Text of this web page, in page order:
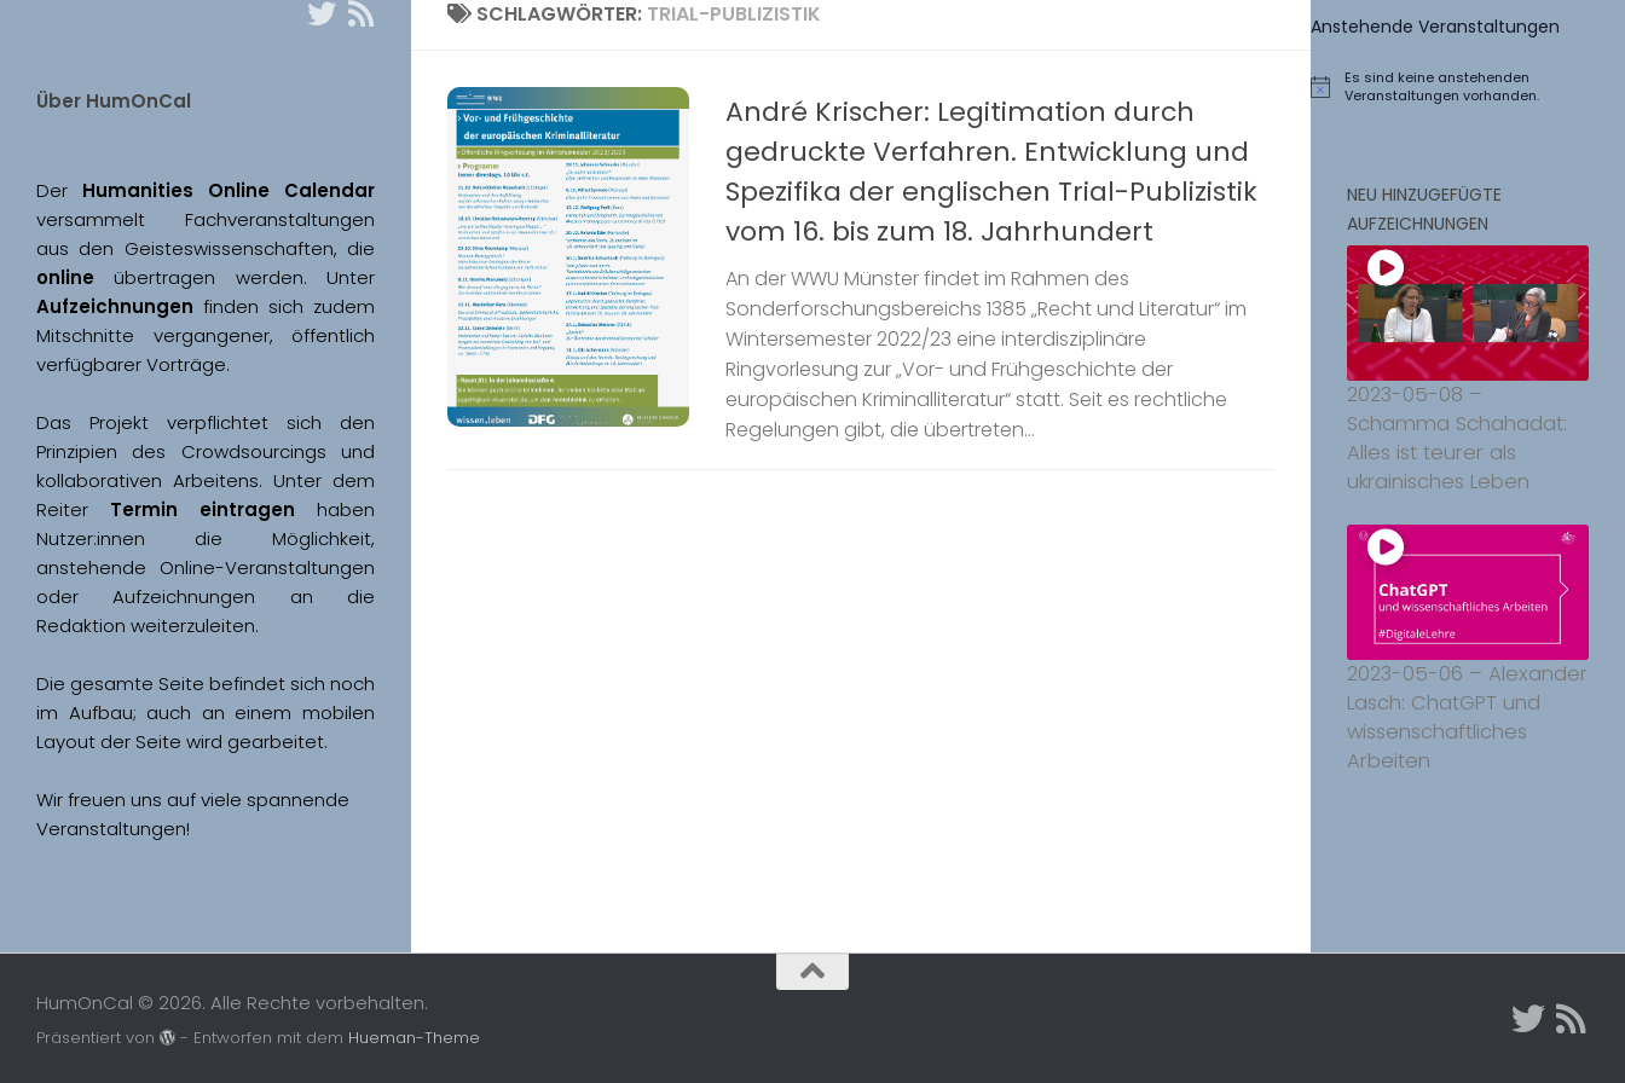
SCHLAGWÖRTER: TRIAL-PUBLIZISTIK
André Krischer: Legitimation durch
gedruckte Verfahren. Entwicklung und
Spezifika der englischen Trial-Publizistik
vom 16. bis zum 18. Jahrhundert
An der WWU Münster findet im Rahmen des
Sonderforschungsbereichs 1385 „Recht und Literatur“ im
Wintersemester 2022/23 eine interdisziplinäre
Ringvorlesung zur „Vor- und Frühgeschichte der
europäischen Kriminalliteratur“ statt. Seit es rechtliche
Regelungen gibt, die übertreten...
Über HumOnCal
Der
versammelt Fachveranstaltungen
online
Aufzeichnungen finden sich zudem
Mitschnitte vergangener, öffentlich
Das Projekt verpflichtet sich den
Prinzipien des Crowdsourcings und
kollaborativen Arbeitens. Unter dem
Reiter Termin eintragen haben
Nutzer:innen die Möglichkeit,
anstehende Online-Veranstaltungen
oder Aufzeichnungen an die
Redaktion weiterzuleiten.
Die gesamte Seite befindet sich noch
im Aufbau; auch an einem mobilen
Wir freuen uns auf viele spannende
Veranstaltungen!
Anstehende Veranstaltungen
Hinweis
Es sind keine anstehenden
Veranstaltungen vorhanden.
NEU HINZUGEFÜGTE
AUFZEICHNUNGEN
2023-05-08 –
Schamma Schahadat:
Alles ist teurer als
ukrainisches Leben
2023-05-06 – Alexander
Lasch: ChatGPT und
wissenschaftliches
Arbeiten
HumOnCal © 2026. Alle Rechte vorbehalten.
Präsentiert von - Entworfen mit dem Hueman-Theme